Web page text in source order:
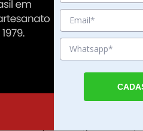
Guarany Sintexcor para
Acrílicos 40g
Sintexcor para Materiais